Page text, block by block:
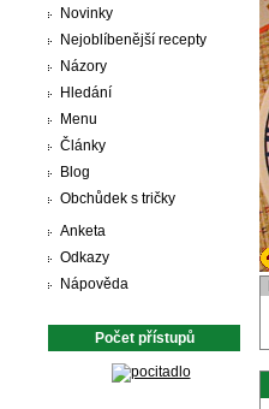
Novinky
Nejoblíbenější recepty
Názory
Hledání
Menu
Články
Blog
Obchůdek s tričky
Anketa
Odkazy
Nápověda
Počet přístupů